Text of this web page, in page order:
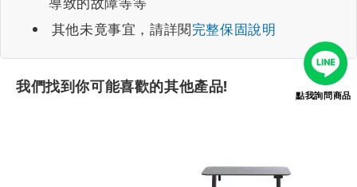
其他未竟事宜，請詳閱完整保固說明
我們找到你可能喜歡的其他產品! 點我詢問商品